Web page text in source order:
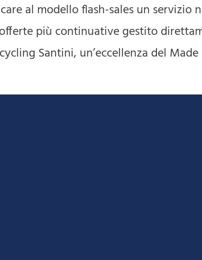
al modello flash-sales un
più continuative gestito
Santini, un’eccellenza del